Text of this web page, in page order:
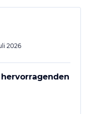
2026